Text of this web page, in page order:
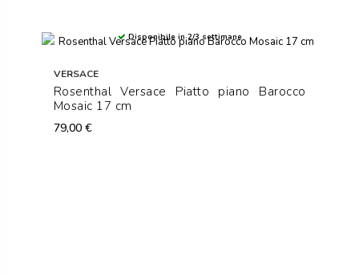
Disponibile in 2/3 settimane
VERSACE
Rosenthal Versace Piatto piano Barocco
Mosaic 17 cm
79,00 €